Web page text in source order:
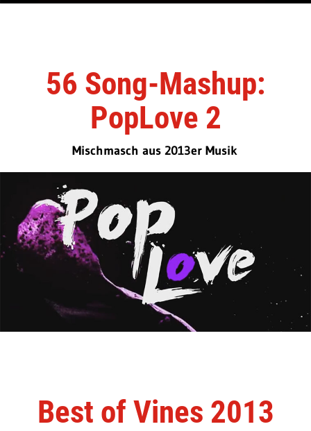
56 Song-Mashup:
PopLove 2
Mischmasch aus 2013er Musik
Best of Vines 2013